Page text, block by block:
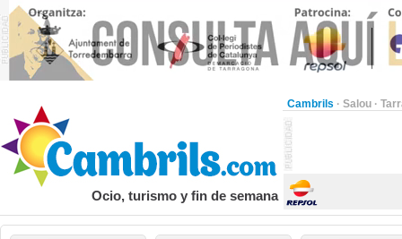
Cambrils · Salou ·
Ocio, turismo y fin de semana